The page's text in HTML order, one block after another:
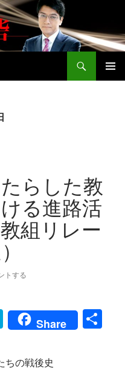
らした教
る進路活
組リレー
トする
H
e
Share
の戦後史